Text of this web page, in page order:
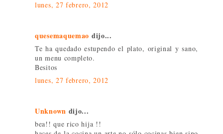
lunes, 27 febrero, 2012
quesemaquemao dijo...
Te ha quedado estupendo el plato, original y sano,
un menu completo.
Besitos
lunes, 27 febrero, 2012
Unknown dijo...
bea!! que rico hija !!